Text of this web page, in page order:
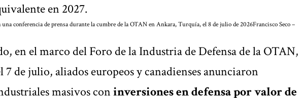
en 2027.
conferencia de prensa durante la cumbre de la OTAN en Ankara, Turquía, el 8 de julio de 2026Francisco Seco –
en el marco del Foro de la Industria de Defensa de la OTAN,
7 de julio, aliados europeos y canadienses anunciaron
masivos coninversiones en defensa por valor de